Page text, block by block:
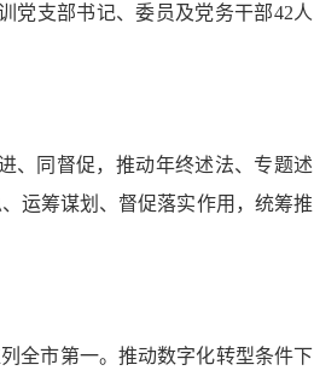
党支部书记、委员及党务干部42人
、同督促，推动年终述法、专题述
运筹谋划、督促落实作用，统筹推
全市第一。推动数字化转型条件下